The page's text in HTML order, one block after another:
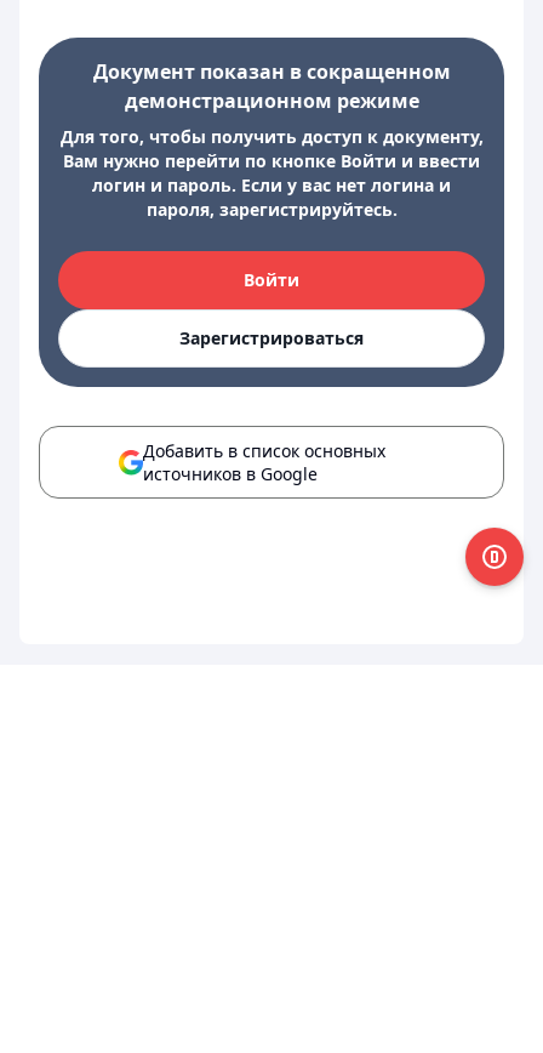
Документ показан в сокращенном
демонстрационном режиме
Для того, чтобы получить доступ к документу,
Вам нужно перейти по кнопке Войти и ввести
логин и пароль. Если у вас нет логина и
пароля, зарегистрируйтесь.
Войти
Зарегистрироваться
Добавить в список основных
источников в Google